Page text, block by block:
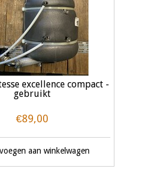
excellence compact -
gebruikt
€89,00
aan winkelwagen